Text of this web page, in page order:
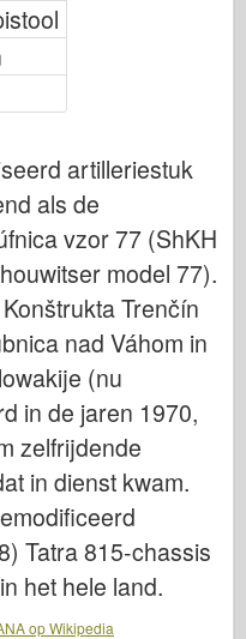
artilleriestuk
als de
vzor 77 (ShKH
model 77).
Trenčín
nad Váhom in
(nu
in de jaren 1970,
zelfrijdende
in dienst kwam.
Tatra 815-chassis
het hele land.
op Wikipedia